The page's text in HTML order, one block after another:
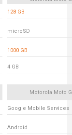
128 GB
microSD
1000 GB
4 GB
Motorola Moto
Google Mobile Services
Android